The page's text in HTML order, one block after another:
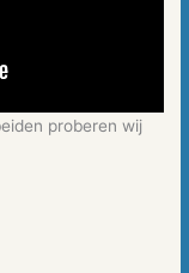
proberen wij